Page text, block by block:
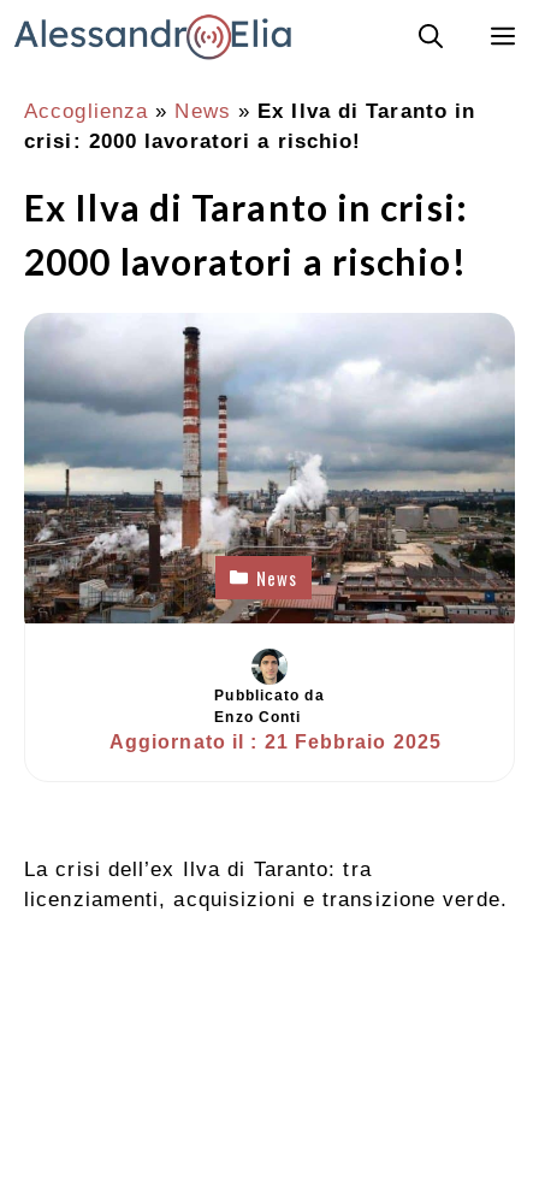
al
Accoglienza » News » Ex Ilva di Taranto in
crisi: 2000 lavoratori a rischio!
Ex Ilva di Taranto in crisi:
2000 lavoratori a rischio!
News
Pubblicato da
Enzo Conti
Aggiornato il : 21 Febbraio 2025
La crisi dell’ex Ilva di Taranto: tra
licenziamenti, acquisizioni e transizione verde.